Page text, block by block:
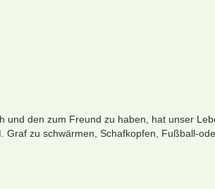
den zum Freund zu haben, hat unser
zu schwärmen, Schafkopfen, Fußball-